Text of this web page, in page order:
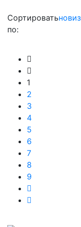
Сортировать
по:
1
2
3
4
5
6
7
8
9